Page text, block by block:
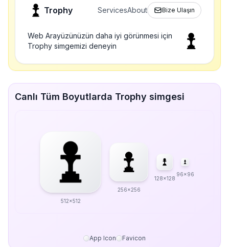
Trophy ServicesAbout Bize Ulaşın
Web Arayüzünüzün daha iyi görünmesi için
Trophy simgemizi deneyin
Canlı Tüm Boyutlarda Trophy simgesi
512x512
256x256
128x128
96x96
App Icon Favicon